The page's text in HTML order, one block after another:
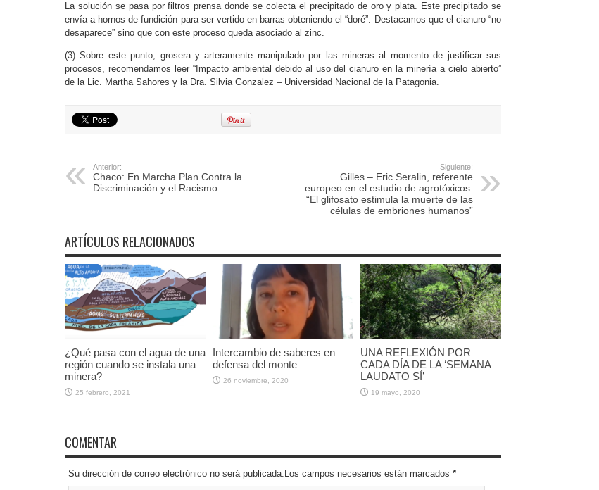
La solución se pasa por filtros prensa donde se colecta el precipitado de oro y plata. Este precipitado se
envía a hornos de fundición para ser vertido en barras obteniendo el “doré”. Destacamos que el cianuro “no
desaparece” sino que con este proceso queda asociado al zinc.
(3) Sobre este punto, grosera y arteramente manipulado por las mineras al momento de justificar sus
procesos, recomendamos leer “Impacto ambiental debido al uso del cianuro en la minería a cielo abierto”
de la Lic. Martha Sahores y la Dra. Silvia Gonzalez – Universidad Nacional de la Patagonia.
Anterior:
Chaco: En Marcha Plan Contra la
Discriminación y el Racismo
Siguiente:
Gilles – Eric Seralin, referente
europeo en el estudio de agrotóxicos:
“El glifosato estimula la muerte de las
células de embriones humanos”
ARTÍCULOS RELACIONADOS
¿Qué pasa con el agua de una
región cuando se instala una
minera?
25 febrero, 2021
Intercambio de saberes en
defensa del monte
26 noviembre, 2020
UNA REFLEXIÓN POR
CADA DÍA DE LA ‘SEMANA
LAUDATO SÍ’
19 mayo, 2020
COMENTAR
Su dirección de correo electrónico no será publicada.Los campos necesarios están marcados *